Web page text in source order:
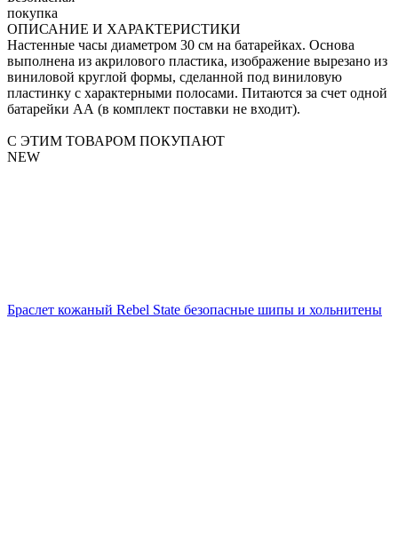
покупка
ОПИСАНИЕ И ХАРАКТЕРИСТИКИ
Настенные часы диаметром 30 см на батарейках. Основа
выполнена из акрилового пластика, изображение вырезано из
виниловой круглой формы, сделанной под виниловую
пластинку с характерными полосами. Питаются за счет одной
батарейки АА (в комплект поставки не входит).
С ЭТИМ ТОВАРОМ ПОКУПАЮТ
NEW
Браслет кожаный Rebel State безопасные шипы и хольнитены